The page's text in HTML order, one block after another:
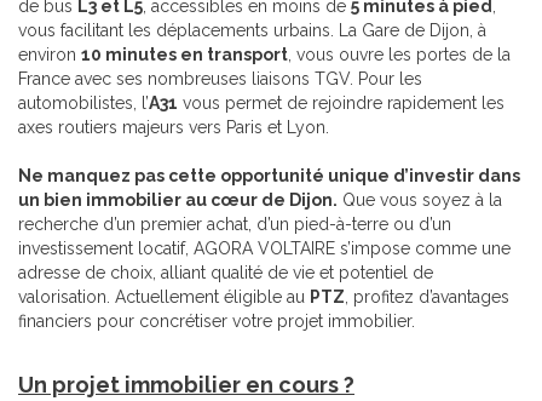
de bus L3 et L5, accessibles en moins de 5 minutes à pied,
vous facilitant les déplacements urbains. La Gare de Dijon, à
environ 10 minutes en transport, vous ouvre les portes de la
France avec ses nombreuses liaisons TGV. Pour les
automobilistes, l’A31 vous permet de rejoindre rapidement les
axes routiers majeurs vers Paris et Lyon.
Ne manquez pas cette opportunité unique d’investir dans
un bien immobilier au cœur de Dijon. Que vous soyez à la
recherche d’un premier achat, d’un pied-à-terre ou d’un
investissement locatif, AGORA VOLTAIRE s’impose comme une
adresse de choix, alliant qualité de vie et potentiel de
valorisation. Actuellement éligible au PTZ, profitez d’avantages
financiers pour concrétiser votre projet immobilier.
Un projet immobilier en cours ?